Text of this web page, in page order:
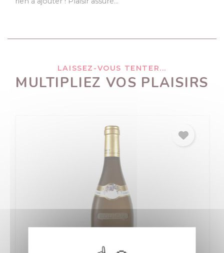
LAISSEZ-VOUS TENTER...
MULTIPLIEZ VOS PLAISIRS